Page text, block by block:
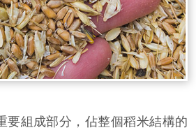
要組成部分，佔整個稻米結構的